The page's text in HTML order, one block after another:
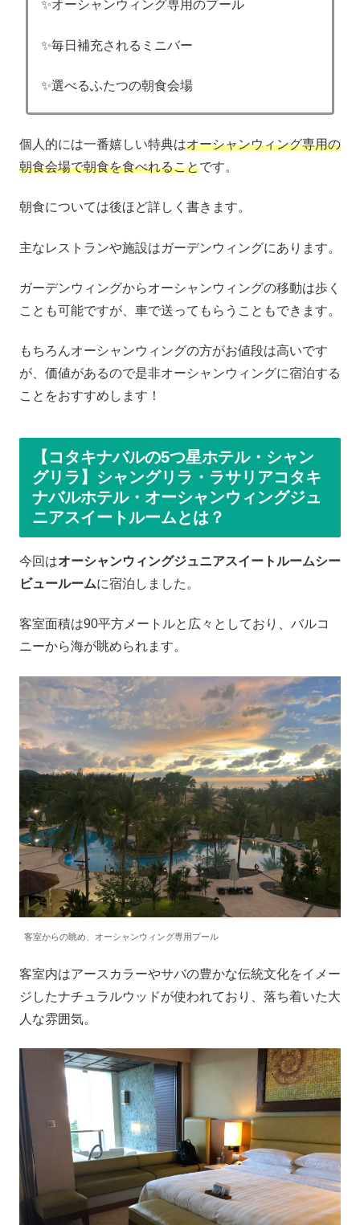
✨オーシャンウィング専用のプール
✨毎日補充されるミニバー
✨選べるふたつの朝食会場
個人的には一番嬉しい特典はオーシャンウィング専用の
朝食会場で朝食を食べれることです。
朝食については後ほど詳しく書きます。
主なレストランや施設はガーデンウィングにあります。
ガーデンウィングからオーシャンウィングの移動は歩く
ことも可能ですが、車で送ってもらうこともできます。
もちろんオーシャンウィングの方がお値段は高いです
が、価値があるので是非オーシャンウィングに宿泊する
ことをおすすめします！
【コタキナバルの5つ星ホテル・シャン
グリラ】シャングリラ・ラサリアコタキ
ナバルホテル・オーシャンウィングジュ
ニアスイートルームとは？
今回はオーシャンウィングジュニアスイートルームシー
ビュールームに宿泊しました。
客室面積は90平方メートルと広々としており、バルコ
ニーから海が眺められます。
客室からの眺め、オーシャンウィング専用プール
客室内はアースカラーやサバの豊かな伝統文化をイメー
ジしたナチュラルウッドが使われており、落ち着いた大
人な雰囲気。